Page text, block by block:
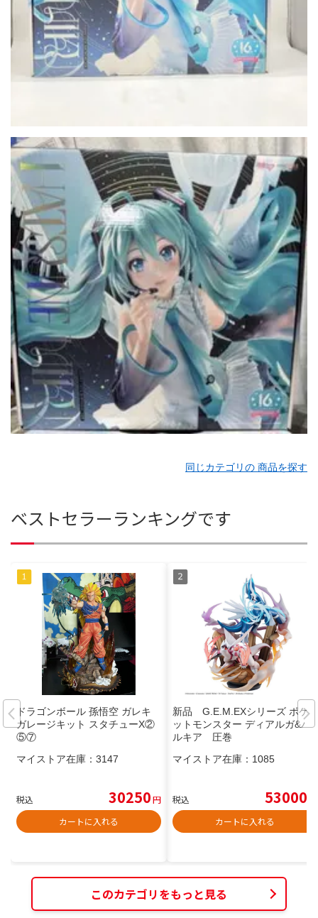
同じカテゴリの 商品を探す
ベストセラーランキングです
ドラゴンボール 孫悟空 ガレキ
ガレージキット スタチューX②
⑤⑦
マイストア在庫： 3147
税込 30250円
カートに入れる
新品 G.E.M.EXシリーズ ポケ
ットモンスター ディアルガ&パ
ルキア 圧巻
マイストア在庫： 1085
税込 53000
カートに入れる
このカテゴリをもっと見る